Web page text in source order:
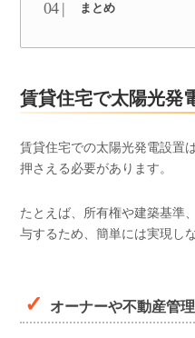
まとめ
賃貸住宅で太陽光発
賃貸住宅での太陽光発電設置
押さえる必要があります。
たとえば、所有権や建築基準
与するため、簡単には実現し
オーナーや不動産管